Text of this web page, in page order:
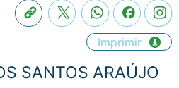
Imprimir
SANTOS ARAÚJO